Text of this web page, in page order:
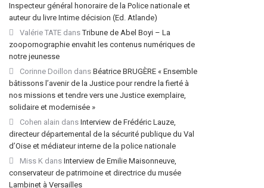
Inspecteur général honoraire de la Police nationale et
auteur du livre Intime décision (Ed. Atlande)
Valérie TATEdansTribune de Abel Boyi – La
zoopornographie envahit les contenus numériques de
notre jeunesse
Corinne Doillon dans Béatrice BRUGÈRE « Ensemble
bâtissons l’avenir de la Justice pour rendre la fierté à
nos missions et tendre vers une Justice exemplaire,
solidaire et modernisée »
Cohen alain dans Interview de Frédéric Lauze,
directeur départemental de la sécurité publique du Val
d’Oise et médiateur interne de la police nationale
Miss Kdans Interview de Emilie Maisonneuve,
conservateur de patrimoine et directrice du musée
Lambinet à Versailles